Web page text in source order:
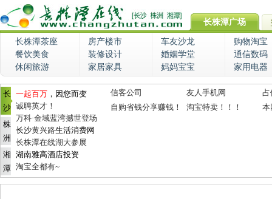
长株潭广场
长株潭茶座 房产楼市 车友沙龙
购物淘宝
餐饮美食
装修设计 婚姻学堂
通信数码
休闲旅游
家居家具 妈妈宝宝 家用电器
长
沙
株
洲
湘
潭
一起百万 ，因您而变
诚聘英才！
万科·金域蓝湾撼世登场
长沙黄兴路生活消费网
长株潭在线湖大参展
湖南雅高酒店投资
淘宝全都有~
信客公司 友人手机网
占
自购省钱分享赚钱！
淘宝特卖！！！ 本